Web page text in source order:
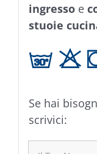
ingressoe
stuoie
g H
Se hai
scrivici: